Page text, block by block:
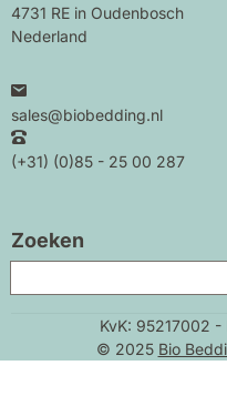
4731 RE in Oudenbosch
Nederland
sales@biobedding.nl
(+31) (0)85 - 25 00 287
Zoeken
KvK: 95217002
© 2025 Bio